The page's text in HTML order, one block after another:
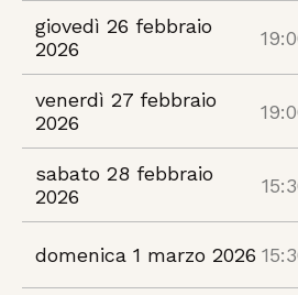
giovedì 26 febbraio
2026
venerdì 27 febbraio
2026
sabato 28 febbraio
2026
domenica 1 marzo 2026